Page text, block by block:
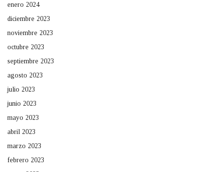
enero 2024
diciembre 2023
noviembre 2023
octubre 2023
septiembre 2023
agosto 2023
julio 2023
junio 2023
mayo 2023
abril 2023
marzo 2023
febrero 2023